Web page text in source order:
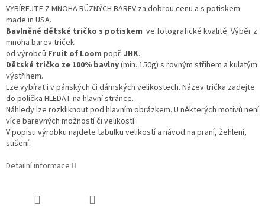
VYBÍREJTE Z MNOHA RŮZNÝCH BAREV za dobrou cenu a s potiskem
made in USA.
Bavlněné dětské tričko s potiskem ve fotografické kvalitě. Výběr z
mnoha barev triček
od výrobců Fruit of Loom popř. JHK.
Dětské tričko ze 100% bavlny(min. 150g) s rovným střihem a kulatým
výstřihem.
Lze vybírat i v pánských či dámských velikostech. Název trička zadejte
do políčka HLEDAT na hlavní stránce.
Náhledy lze rozkliknout pod hlavním obrázkem. U některých motivů není
více barevných možností či velikostí.
V popisu výrobku najdete tabulku velikostí a návod na praní, žehlení,
sušení.
Detailní informace